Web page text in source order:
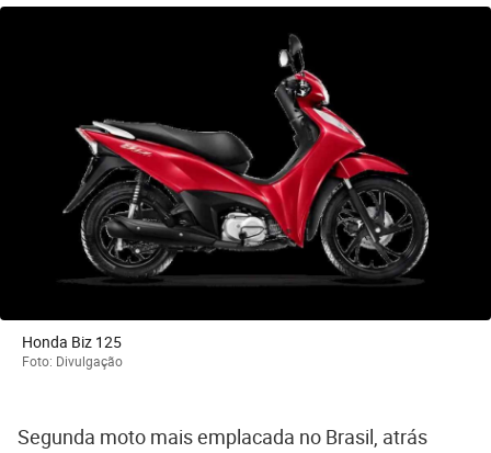
Honda Biz 125
Foto: Divulgação
Segunda moto mais emplacada no Brasil, atrás